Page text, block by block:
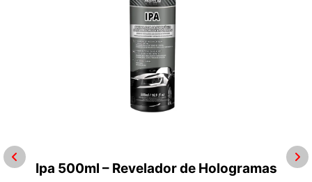
Ipa 500ml – Revelador de Hologramas